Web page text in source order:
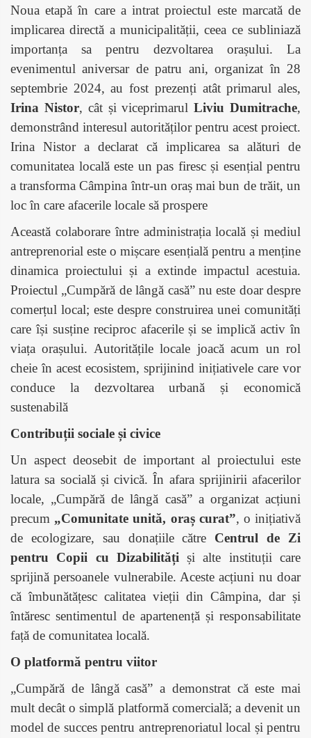
Noua etapă în care a intrat proiectul este marcată de
implicarea directă a municipalității, ceea ce subliniază
importanța sa pentru dezvoltarea orașului. La
evenimentul aniversar de patru ani, organizat în 28
septembrie 2024, au fost prezenți atât primarul ales,
Irina Nistor, cât și viceprimarulLiviu Dumitrache,
demonstrând interesul autorităților pentru acest proiect.
Irina Nistor a declarat că implicarea sa alături de
comunitatea locală este un pas firesc și esențial pentru
a transforma Câmpina într-un oraș mai bun de trăit, un
loc în care afacerile locale să prospere
Această colaborare între administrația locală și mediul
antreprenorial este o mișcare esențială pentru a menține
dinamica proiectului și a extinde impactul acestuia.
Proiectul „Cumpără de lângă casă” nu este doar despre
comerțul local; este despre construirea unei comunități
care își susține reciproc afacerile și se implică activ în
viața orașului. Autoritățile locale joacă acum un rol
cheie în acest ecosistem, sprijinind inițiativele care vor
conduce la dezvoltarea urbană și economică
sustenabilă
Contribuții sociale și civice
Un aspect deosebit de important al proiectului este
latura sa socială și civică. În afara sprijinirii afacerilor
locale, „Cumpără de lângă casă” a organizat acțiuni
precum „Comunitate unită, oraș curat”, o inițiativă
de ecologizare, sau donațiile către Centrul de Zi
pentru Copii cu Dizabilități și alte instituții care
sprijină persoanele vulnerabile. Aceste acțiuni nu doar
că îmbunătățesc calitatea vieții din Câmpina, dar și
întăresc sentimentul de apartenență și responsabilitate
față de comunitatea locală.
O platformă pentru viitor
„Cumpără de lângă casă” a demonstrat că este mai
mult decât o simplă platformă comercială; a devenit un
model de succes pentru antreprenoriatul local și pentru